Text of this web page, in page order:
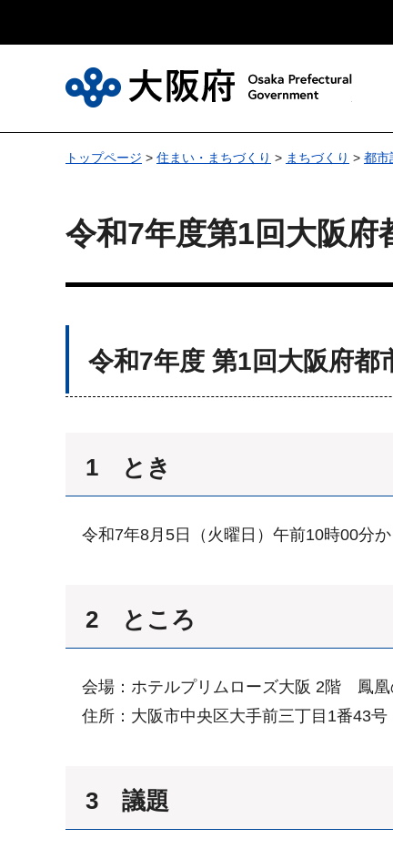
トップページ > 住まい・まちづくり > まちづくり > 都市
令和7年度第1回大阪府
令和7年度 第1回大阪府都
1 とき
令和7年8月5日（火曜日）午前10時00分か
2 ところ
会場：ホテルプリムローズ大阪 2階 鳳凰
住所：大阪市中央区大手前三丁目1番43号
3 議題